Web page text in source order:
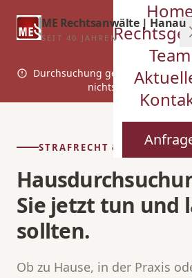
ME Rechtsanwälte | Hanau
SEIT 40 JAHREN
Team
Durchsuchung gerade jetzt?
nichts sagen, sofort
STRAFRECHT & BUSSGELD
Sie jetzt tun und
sollten.
Ob zu Hause, in der Praxis